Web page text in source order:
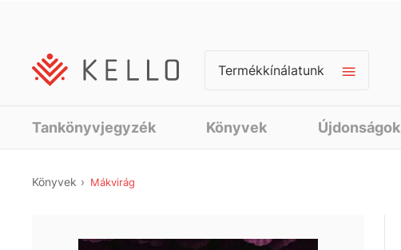
Termékkínálatunk
Tankönyvjegyzék Könyvek Újdonságok
Könyvek Mákvirág